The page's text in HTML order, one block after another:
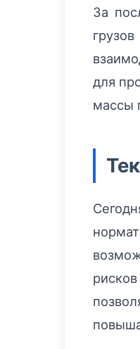
За
для
массы